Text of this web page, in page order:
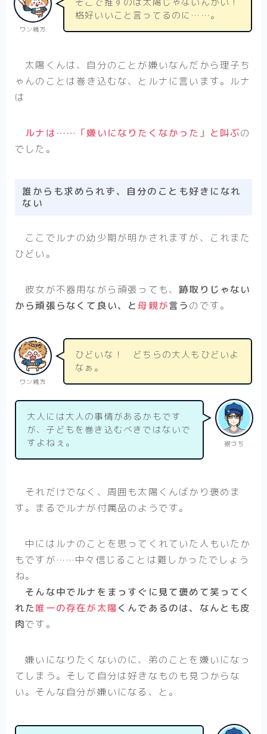
ワン親方
格好いいこと言ってるのに……。
太陽くんは、自分のことが嫌いなんだから理子ち
ゃんのことは巻き込むな、とルナに言います。ルナ
は
ルナは……「嫌いになりたくなかった」と叫ぶの
でした。
誰からも求められず、自分のことも好きになれ
ない
ここでルナの幼少期が明かされますが、これまた
ひどい。
彼女が不器用ながら頑張っても、 跡取りじゃない
から頑張らなくて良い、と母親が言うのです。
ワン親方
ひどいな！ どちらの大人もひどいよ
なぁ。
銀づち
大人には大人の事情があるかもです
が、子どもを巻き込むべきではないで
すよねぇ。
それだけでなく、周囲も太陽くんばかり褒めま
す。まるでルナが付属品のようです。
中にはルナのことを思ってくれていた人もいたか
もですが……中々信じることは難しかったでしょう
ね。
そんな中でルナをまっすぐに見て褒めて笑ってく
れた唯一の存在が太陽くんであるのは、なんとも皮
肉です。
嫌いになりたくないのに、弟のことを嫌いになっ
てしまう。そして自分は好きなものも見つからな
い。そんな自分が嫌いになる、と。